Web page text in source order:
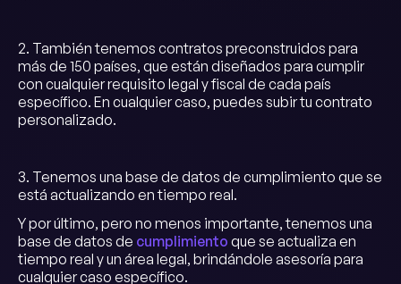
2. También tenemos contratos preconstruidos para
más de 150 países, que están diseñados para cumplir
con cualquier requisito legal y fiscal de cada país
específico. En cualquier caso, puedes subir tu contrato
personalizado.
3. Tenemos una base de datos de cumplimiento que se
está actualizando en tiempo real.
Y por último, pero no menos importante, tenemos una
base de datos de cumplimiento que se actualiza en
tiempo real y un área legal, brindándole asesoría para
cualquier caso específico.